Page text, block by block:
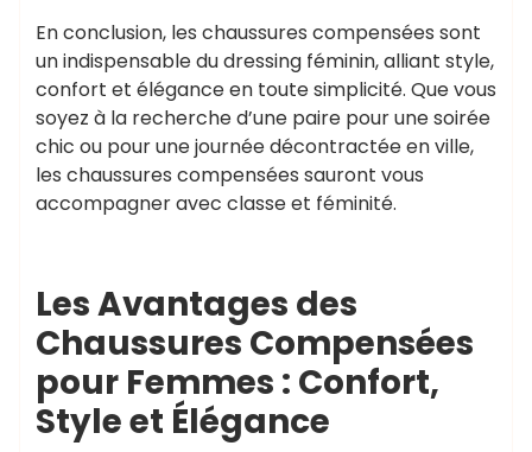
En conclusion, les chaussures compensées sont
un indispensable du dressing féminin, alliant style,
confort et élégance en toute simplicité. Que vous
soyez à la recherche d’une paire pour une soirée
chic ou pour une journée décontractée en ville,
les chaussures compensées sauront vous
accompagner avec classe et féminité.
Les Avantages des
Chaussures Compensées
pour Femmes : Confort,
Style et Élégance